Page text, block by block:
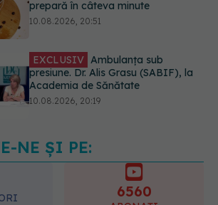
EXCLUSIV Ambulanța sub
presiune. Dr. Alis Grasu (SABIF), la
Semnul de pe picioare care poate
dezvălui că arterele sunt grav
NE ȘI PE:
6560